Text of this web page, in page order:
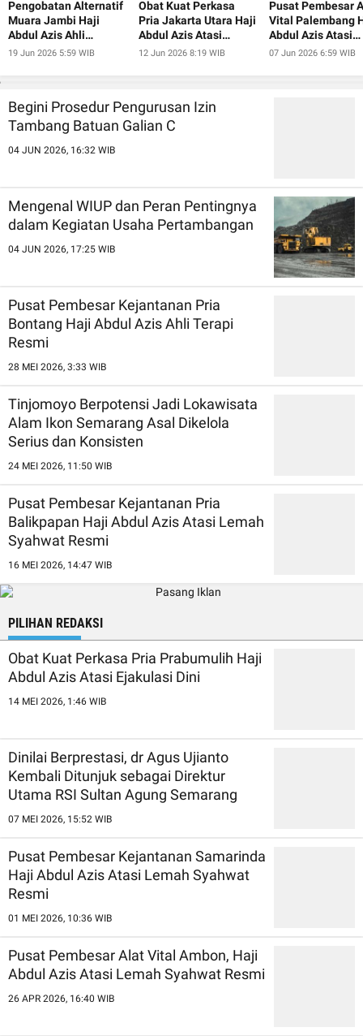
Pengobatan Alternatif
Muara Jambi Haji
Abdul Azis Ahli
Pembesar Alat Vital
19 Jun 2026 5:59 WIB
Obat Kuat Perkasa
Pria Jakarta Utara Haji
Abdul Azis Atasi
Ejakulasi Dini
12 Jun 2026 8:19 WIB
Pusat Pembesar
Vital Palembang
Abdul Azis Atasi
Ejakulasi Dini
07 Jun 2026 6:59 WIB
Begini Prosedur Pengurusan Izin
Tambang Batuan Galian C
04 JUN 2026, 16:32 WIB
Mengenal WIUP dan Peran Pentingnya
dalam Kegiatan Usaha Pertambangan
04 JUN 2026, 17:25 WIB
Pusat Pembesar Kejantanan Pria
Bontang Haji Abdul Azis Ahli Terapi
Resmi
28 MEI 2026, 3:33 WIB
Tinjomoyo Berpotensi Jadi Lokawisata
Alam Ikon Semarang Asal Dikelola
Serius dan Konsisten
24 MEI 2026, 11:50 WIB
Pusat Pembesar Kejantanan Pria
Balikpapan Haji Abdul Azis Atasi Lemah
Syahwat Resmi
16 MEI 2026, 14:47 WIB
PILIHAN REDAKSI
Obat Kuat Perkasa Pria Prabumulih Haji
Abdul Azis Atasi Ejakulasi Dini
14 MEI 2026, 1:46 WIB
Dinilai Berprestasi, dr Agus Ujianto
Kembali Ditunjuk sebagai Direktur
Utama RSI Sultan Agung Semarang
07 MEI 2026, 15:52 WIB
Pusat Pembesar Kejantanan Samarinda
Haji Abdul Azis Atasi Lemah Syahwat
Resmi
01 MEI 2026, 10:36 WIB
Pusat Pembesar Alat Vital Ambon, Haji
Abdul Azis Atasi Lemah Syahwat Resmi
26 APR 2026, 16:40 WIB